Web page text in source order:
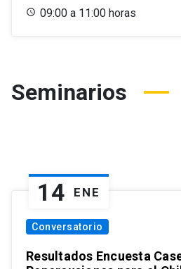
09:00 a 11:00 horas
Seminarios
14 ENE
Conversatorio
Resultados Encuesta